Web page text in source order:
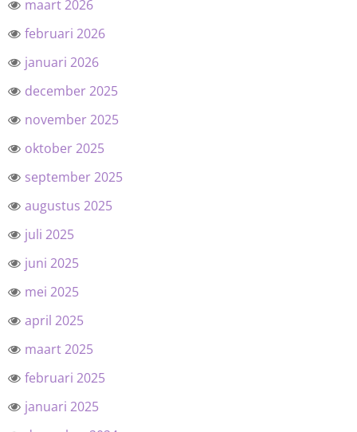
maart 2026
februari 2026
januari 2026
december 2025
november 2025
oktober 2025
september 2025
augustus 2025
juli 2025
juni 2025
mei 2025
april 2025
maart 2025
februari 2025
januari 2025